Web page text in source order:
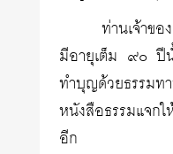
ท่านเจ้าข
มีอายุเต็ม ๙๐ ปี
ทำบุญด้วยธรร
หนังสือธรรมแจก
อีก